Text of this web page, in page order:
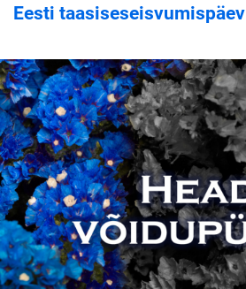
Eesti taasiseseisvumispäev